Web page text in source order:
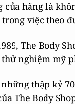
của hãng là
trong việc theo
The Body
thử nghiệm mỹ
thập kỷ
The Body